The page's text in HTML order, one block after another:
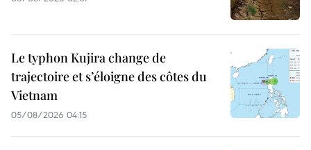
Le typhon Kujira change de
trajectoire et s’éloigne des côtes du
Vietnam
05/08/2026 04:15